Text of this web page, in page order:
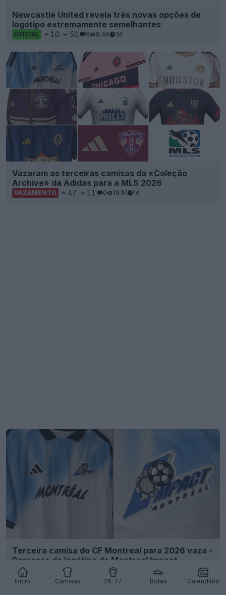
Início Camisas 26-27 Botas Calendário
Newcastle United revela três novas opções de
logótipo extremamente semelhantes
OFICIAL 10 50 0 8.4K 1d
Vazaram as terceiras camisas da «Coleção
Archive» da Adidas para a MLS 2026
VAZAMENTO 47 11 0 19.1K 1d
Terceira camisa do CF Montreal para 2026 vaza -
Regresso do logótipo do Montreal Impact
VAZAMENTO 31 3.3K